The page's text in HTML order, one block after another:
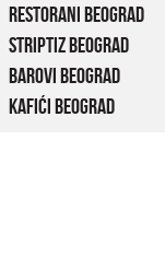
Restorani Beograd
Striptiz Beograd
Barovi Beograd
Kafići Beograd